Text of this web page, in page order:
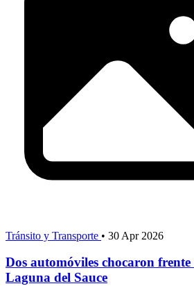
Tránsito y Transporte • 30 Apr 2026
Dos automóviles chocaron
Laguna del Sauce